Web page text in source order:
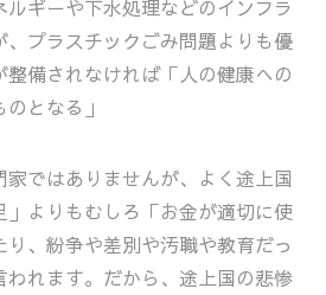
ルギーや下水処理などのインフラ
プラスチックごみ問題よりも優
備されなければ「人の健康への
となる」
ではありませんが、よく途上国
」よりもむしろ「お金が適切に使
、紛争や差別や汚職や教育だっ
れます。だから、途上国の悲惨